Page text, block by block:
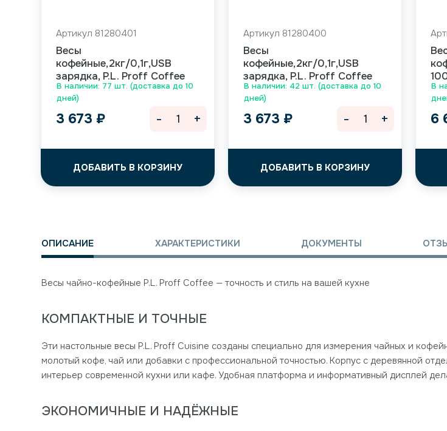
В наличии: 77 шт. (доставка до 10
дней)
Артикул 81280401
Весы
кофейные,2кг/0,1г,USB
зарядка, P.L. Proff Coffee
3 673 ₽
ДОБАВИТЬ В КОРЗИНУ
- +
В наличии: 42 шт. (доставка до 10
дней)
Артикул 81280400
Весы
кофейные,2кг/0,1г,USB
зарядка, P.L. Proff Coffee
3 673 ₽
ДОБАВИТЬ В КОРЗИНУ
- +
В
6
ОПИСАНИЕ ХАРАКТЕРИСТИКИ ДОКУМЕНТЫ
Весы чайно-кофейные P.L. Proff Coffee — точность и стиль на вашей кухне
КОМПАКТНЫЕ И ТОЧНЫЕ
Эти настольные весы P.L. Proff Cuisine созданы специально для измерения чайных и
молотый кофе, чай или добавки с профессиональной точностью. Корпус с деревянной
интерьер современной кухни или кафе. Удобная платформа и информативный дисплей
ЭКОНОМИЧНЫЕ И НАДЁЖНЫЕ